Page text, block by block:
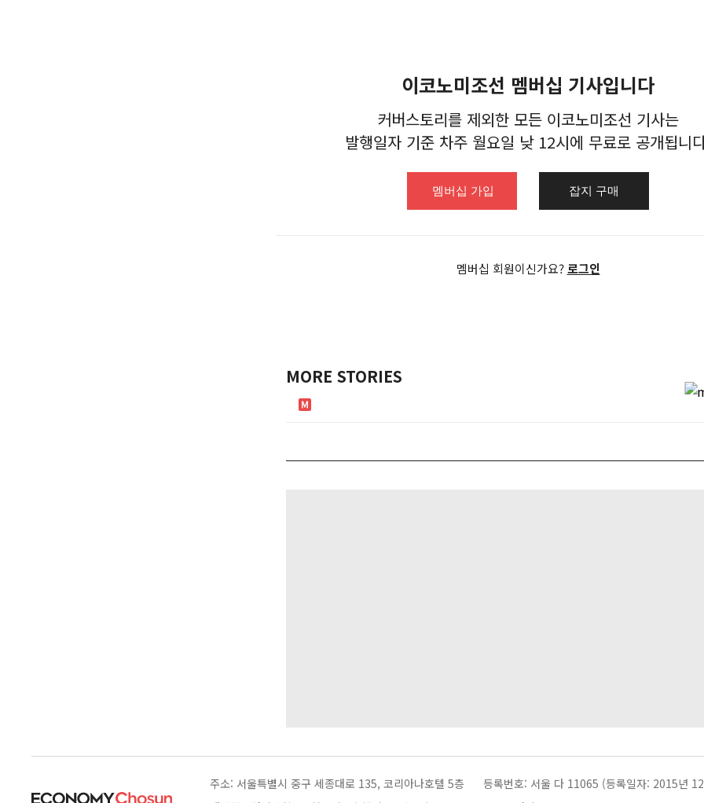
이마트몰은 날씨가 더워질수록 온라인 쇼핑이 증가할 것을 예상, 지난 5
벽배송을 시작한 데 이어 반찬을 배달해주는 ‘쓱찬 서비스’ 등을 선보이
라는 재난을 기회로 만들었다.
그러나 폭염에 처참하게 패한 업계도 있다. 농업이 대표적이다. 배추의
안 온 데다 고온이 지속되면서 썩거나 녹아내리는 현상이 발생했다...
이코노미조선 멤버십 기사입니다
커버스토리를 제외한 모든 이코노미조선 기사는
발행일자 기준 차주 월요일 낮 12시에 무료로 공개됩니
멤버십 가입 잡지 구매
멤버십 회원이신가요?로그인
MORE STORIES
주소: 서울특별시 중구 세종대로 135, 코리아나호텔 5층 등록번호: 서울 다 11065 (등록일자: 2015년